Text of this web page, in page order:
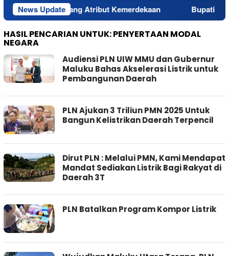
News Update
Memasang Atribut Kemerdekaan Bupati Morotai
HASIL PENCARIAN UNTUK: PENYERTAAN MODAL
NEGARA
Audiensi PLN UIW MMU dan Gubernur
Maluku Bahas Akselerasi Listrik untuk
Pembangunan Daerah
PLN Ajukan 3 Triliun PMN 2025 Untuk
Bangun Kelistrikan Daerah Terpencil
Dirut PLN : Melalui PMN, Kami Mendapat
Mandat Sediakan Listrik Bagi Rakyat di
Daerah 3T
PLN Batalkan Program Kompor Listrik